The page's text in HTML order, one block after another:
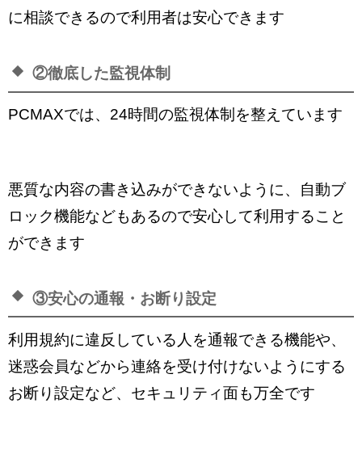
に相談できるので利用者は安心できます
②徹底した監視体制
PCMAXでは、24時間の監視体制を整えています
悪質な内容の書き込みができないように、自動ブ
ロック機能などもあるので安心して利用すること
ができます
③安心の通報・お断り設定
利用規約に違反している人を通報できる機能や、
迷惑会員などから連絡を受け付けないようにする
お断り設定など、セキュリティ面も万全です